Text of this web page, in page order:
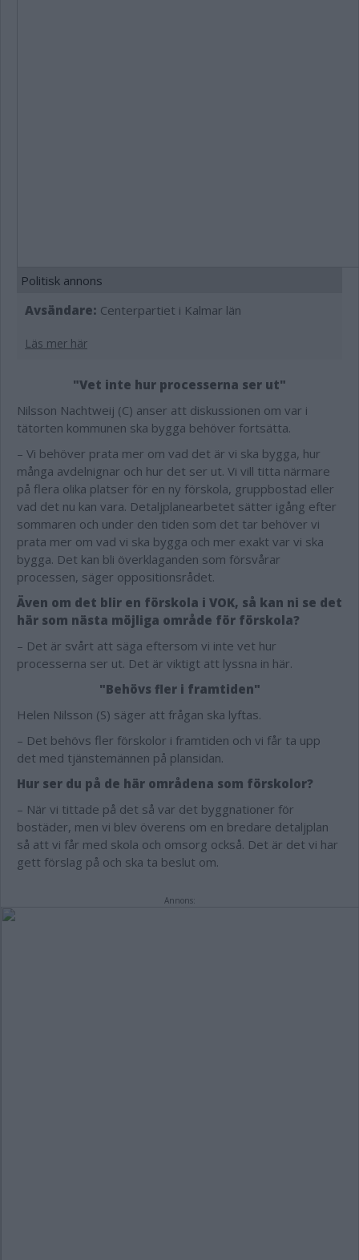
Politisk annons
Avsändare: Centerpartiet i Kalmar län
Läs mer här
"Vet inte hur processerna ser ut"
Nilsson Nachtweij (C) anser att diskussionen om var i
tätorten kommunen ska bygga behöver fortsätta.
– Vi behöver prata mer om vad det är vi ska bygga, hur
många avdelnignar och hur det ser ut. Vi vill titta närmare
på flera olika platser för en ny förskola, gruppbostad eller
vad det nu kan vara. Detaljplanearbetet sätter igång efter
sommaren och under den tiden som det tar behöver vi
prata mer om vad vi ska bygga och mer exakt var vi ska
bygga. Det kan bli överklaganden som försvårar
processen, säger oppositionsrådet.
Även om det blir en förskola i VOK, så kan ni se det
här som nästa möjliga område för förskola?
– Det är svårt att säga eftersom vi inte vet hur
processerna ser ut. Det är viktigt att lyssna in här.
"Behövs fler i framtiden"
Helen Nilsson (S) säger att frågan ska lyftas.
– Det behövs fler förskolor i framtiden och vi får ta upp
det med tjänstemännen på plansidan.
Hur ser du på de här områdena som förskolor?
– När vi tittade på det så var det byggnationer för
bostäder, men vi blev överens om en bredare detaljplan
så att vi får med skola och omsorg också. Det är det vi har
gett förslag på och ska ta beslut om.
Annons: